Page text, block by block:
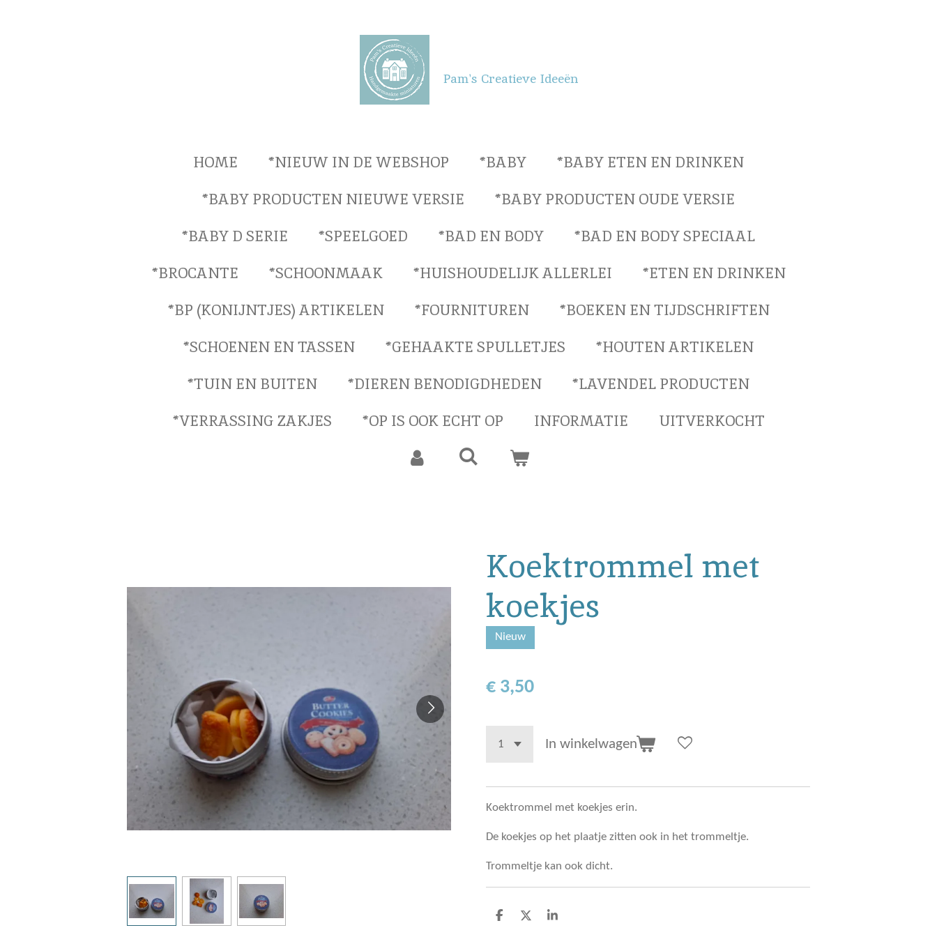
Pam's Creatieve Ideeën
HOME *NIEUW IN DE WEBSHOP *BABY
*BABY ETEN EN DRINKEN
*BABY PRODUCTEN NIEUWE VERSIE
*BABY PRODUCTEN OUDE VERSIE
*BABY D SERIE
*SPEELGOED *BAD EN BODY
*BAD EN BODY SPECIAAL
*BROCANTE
*SCHOONMAAK *HUISHOUDELIJK ALLERLEI
*ETEN EN DRINKEN
*BP (KONIJNTJES) ARTIKELEN
*FOURNITUREN
*BOEKEN EN TIJDSCHRIFTEN
*SCHOENEN EN TASSEN
*GEHAAKTE SPULLETJES
*HOUTEN ARTIKELEN
*TUIN EN BUITEN
*DIEREN BENODIGDHEDEN
*LAVENDEL PRODUCTEN
*VERRASSING ZAKJES
*OP IS OOK ECHT OP INFORMATIE UITVERKOCHT
Koektrommel met
koekjes
Nieuw
€ 3,50
In winkelwagen
Koektrommel met koekjes erin.
De koekjes op het plaatje zitten ook in het trommeltje.
Trommeltje kan ook dicht.
D
D
S